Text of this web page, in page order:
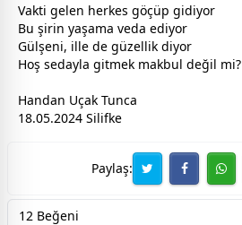
Vakti gelen herkes göçüp gidiyor
Bu şirin yaşama veda ediyor
Gülşeni, ille de güzellik diyor
Hoş sedayla gitmek makbul değil mi?
Handan Uçak Tunca
18.05.2024 Silifke
Paylaş:
12 Beğeni